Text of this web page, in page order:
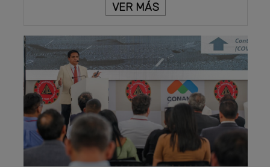
VER MÁS